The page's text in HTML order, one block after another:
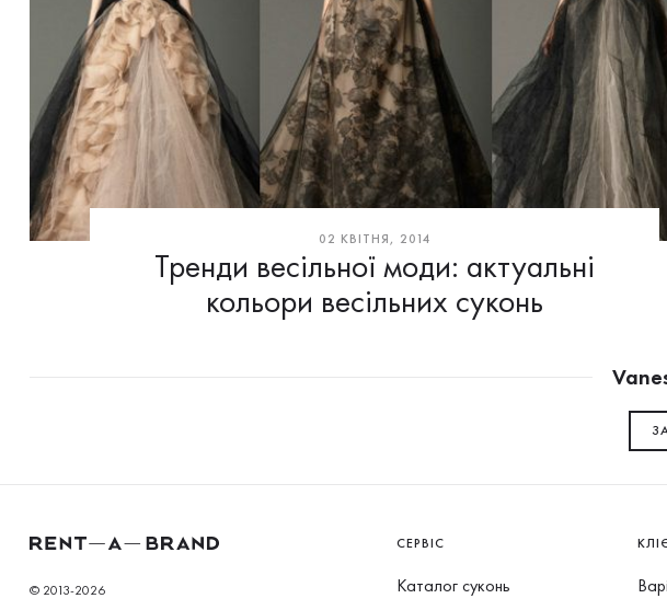
02 КВІТНЯ, 2014
Тренди весільної моди: актуальні
кольори весільних суконь
© 2013-2026
СЕРВІС
Каталог суконь